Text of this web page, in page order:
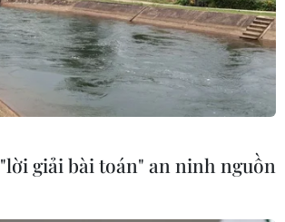
người thiệt mạng
ồ ạt vào Ceuta
thân đối tượng
giải bài toán" an ninh nguồn